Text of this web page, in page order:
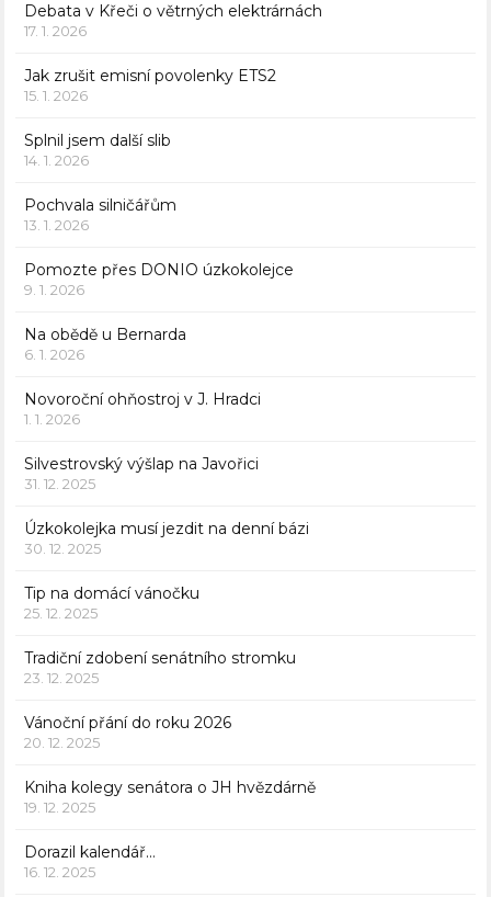
Debata v Křeči o větrných elektrárnách
17. 1. 2026
Jak zrušit emisní povolenky ETS2
15. 1. 2026
Splnil jsem další slib
14. 1. 2026
Pochvala silničářům
13. 1. 2026
Pomozte přes DONIO úzkokolejce
9. 1. 2026
Na obědě u Bernarda
6. 1. 2026
Novoroční ohňostroj v J. Hradci
1. 1. 2026
Silvestrovský výšlap na Javořici
31. 12. 2025
Úzkokolejka musí jezdit na denní bázi
30. 12. 2025
Tip na domácí vánočku
25. 12. 2025
Tradiční zdobení senátního stromku
23. 12. 2025
Vánoční přání do roku 2026
20. 12. 2025
Kniha kolegy senátora o JH hvězdárně
19. 12. 2025
Dorazil kalendář…
16. 12. 2025